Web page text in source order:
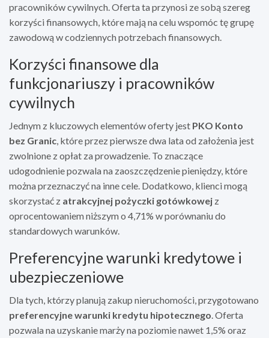
pracowników cywilnych. Oferta ta przynosi ze sobą szereg
korzyści finansowych, które mają na celu wspomóc tę grupę
zawodową w codziennych potrzebach finansowych.
Korzyści finansowe dla
funkcjonariuszy i pracowników
cywilnych
Jednym z kluczowych elementów oferty jest PKO Konto
bez Granic , które przez pierwsze dwa lata od założenia jest
zwolnione z opłat za prowadzenie. To znaczące
udogodnienie pozwala na zaoszczędzenie pieniędzy, które
można przeznaczyć na inne cele. Dodatkowo, klienci mogą
skorzystać z atrakcyjnej pożyczki gotówkowej z
oprocentowaniem niższym o 4,71% w porównaniu do
standardowych warunków.
Preferencyjne warunki kredytowe i
ubezpieczeniowe
Dla tych, którzy planują zakup nieruchomości, przygotowano
preferencyjne warunki kredytu hipotecznego . Oferta
pozwala na uzyskanie marży na poziomie nawet 1,5% oraz